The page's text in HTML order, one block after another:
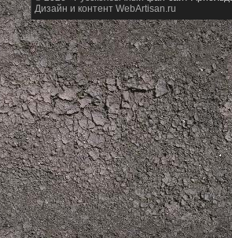
Дизайн и контент WebArtisan.ru